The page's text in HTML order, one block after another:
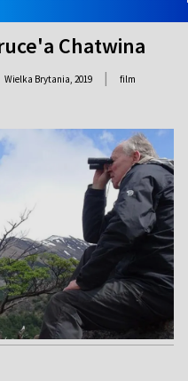
Chatwina
Wielka Brytania, 2019 |
film